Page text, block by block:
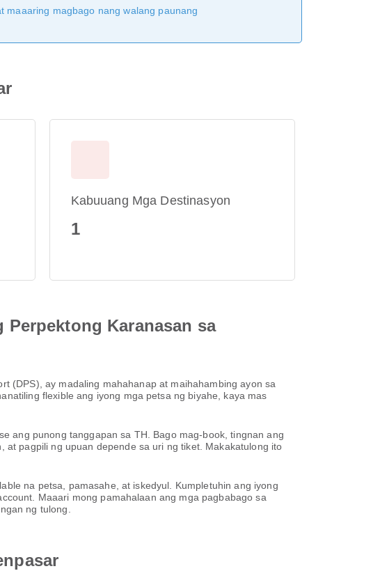
maaaring magbago nang walang paunang
Kabuuang Mga Destinasyon
1
Karanasan sa
(DPS), ay madaling mahahanap at maihahambing ayon sa
flexible ang iyong mga petsa ng biyahe, kaya mas
ang punong tanggapan sa TH. Bago mag-book, tingnan ang
pagpili ng upuan depende sa uri ng tiket. Makakatulong ito
na petsa, pamasahe, at iskedyul. Kumpletuhin ang iyong
Maaari mong pamahalaan ang mga pagbabago sa
ng tulong.